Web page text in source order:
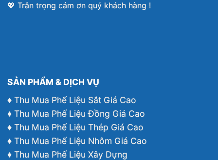
💖 Trân trọng cảm ơn quý khách hàng !
SẢN PHẨM & DỊCH VỤ
♦ Thu Mua Phế Liệu Sắt Giá Cao
♦ Thu Mua Phế Liệu Đồng Giá Cao
♦ Thu Mua Phế Liệu Thép Giá Cao
♦ Thu Mua Phế Liệu Nhôm Giá Cao
♦ Thu Mua Phế Liệu Xây Dựng